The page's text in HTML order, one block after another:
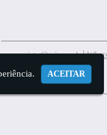
meuprojeto@mis.arq.br
ACEITAR